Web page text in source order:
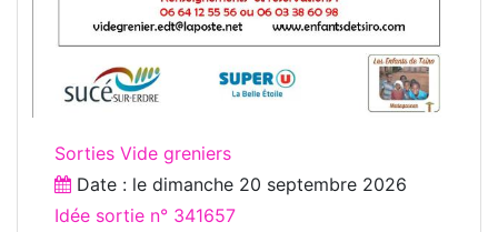
Sorties Vide greniers
Date : le dimanche 20 septembre 2026
Idée sortie n° 341657